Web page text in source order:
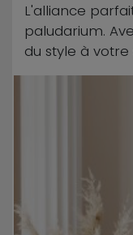
L'alliance
paludarium.
du style à votre